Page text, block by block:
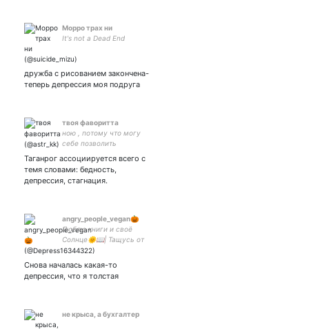
Морро трах ни
It's not a Dead End
дружба с рисованием закончена-
теперь депрессия моя подруга
твоя фаворитта
ною , потому что могу
себе позволить
Таганрог ассоциируется всего с
темя словами: бедность,
депрессия, стагнация.
angry_people_vegan🎃
Люблю книги и своё
Солнце🌞📖| Тащусь от
физики сильнее◾ чем по
орфографические ошибки
привет
Снова началась какая-то
депрессия, что я толстая
не крыса, а бухгалтер